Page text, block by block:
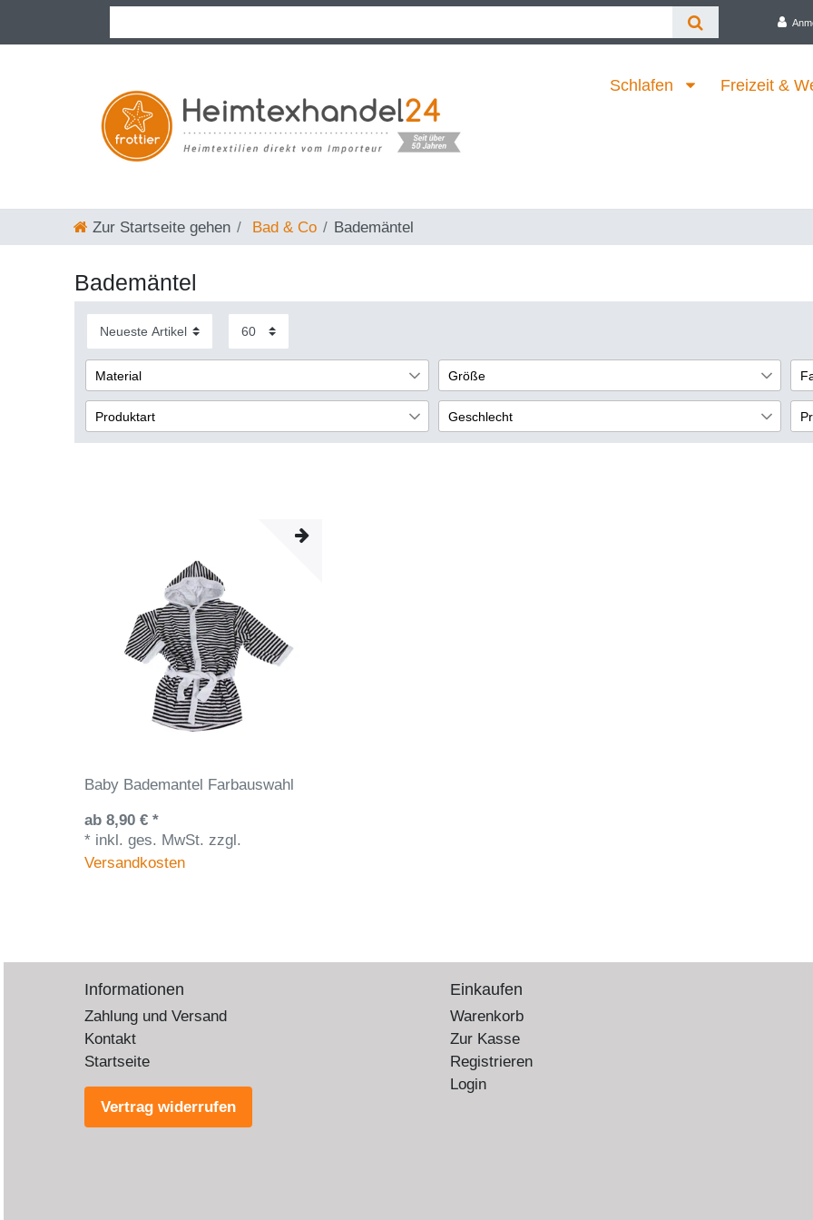
Schlafen Freizeit &
Zur Startseite gehen Bad & Co Bademäntel
Bademäntel
Material
Woll-Mischgewebe
Größe
62/68
74/80 1
Produktart
Bademantel
1
Geschlecht
Kinder
1
Baby Bademantel Farbauswahl
ab 8,90 € *
* inkl. ges. MwSt. zzgl.
Versandkosten
Informationen
Zahlung und Versand
Kontakt
Startseite
Vertrag widerrufen
Einkaufen
Warenkorb
Zur Kasse
Registrieren
Login